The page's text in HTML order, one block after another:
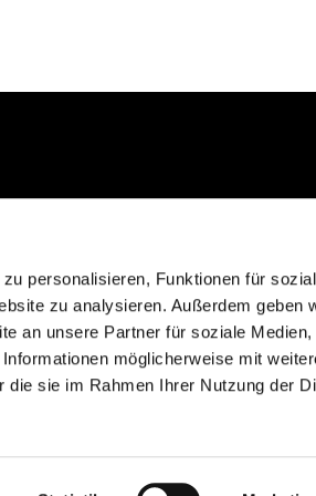
personalisieren, Funktionen für
zu analysieren. Außerdem geben
an unsere Partner für soziale Medien,
möglicherweise mit
sie im Rahmen Ihrer Nutzung der